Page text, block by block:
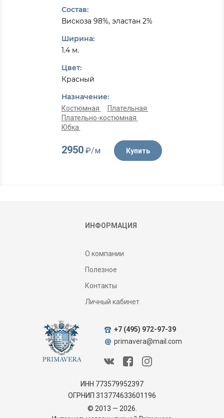
Состав:
Вискоза 98%, эластан 2%
Ширина:
1.4 м.
Цвет:
Красный
Назначение:
Костюмная
Плательная
Плательно-костюмная
Юбка
2950₽/м Купить
ИНФОРМАЦИЯ
О компании
Полезное
Контакты
Личный кабинет
ИНН 773579952397
ОГРНИП 313774633601196
© 2013 — 2026.
+7 (495) 972-97-39
primavera@mail.com